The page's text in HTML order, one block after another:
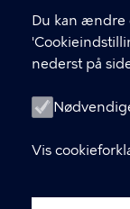
Du kan ændre
nederst på
Vis